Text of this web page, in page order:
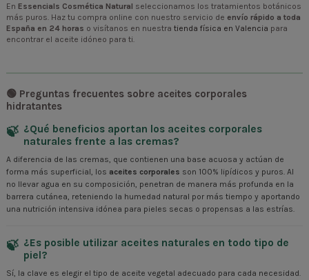
En Essencials Cosmética Natural seleccionamos los tratamientos botánicos
más puros. Haz tu compra online con nuestro servicio de envío rápido a toda
España en 24 horas o visítanos en nuestra tienda física en Valencia para
encontrar el aceite idóneo para ti.
🟢 Preguntas frecuentes sobre aceites corporales
hidratantes
¿Qué beneficios aportan los aceites corporales
naturales frente a las cremas?
A diferencia de las cremas, que contienen una base acuosa y actúan de
forma más superficial, los aceites corporales son 100% lipídicos y puros. Al
no llevar agua en su composición, penetran de manera más profunda en la
barrera cutánea, reteniendo la humedad natural por más tiempo y aportando
una nutrición intensiva idónea para pieles secas o propensas a las estrías.
¿Es posible utilizar aceites naturales en todo tipo de
piel?
Sí, la clave es elegir el tipo de aceite vegetal adecuado para cada necesidad.